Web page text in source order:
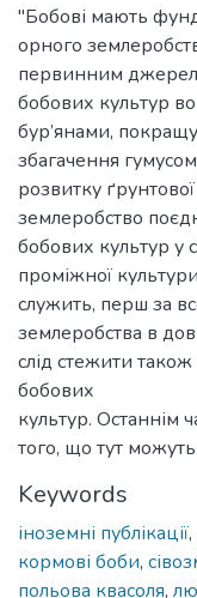
"Бобові мають
орного
первинним
бобових культур
бур’янами,
збагачення
розвитку
землеробство
бобових культур у
проміжної
служить, перш за
землеробства в
слід стежити
бобових
культур. Останнім
того, що тут
Keywords
іноземні публікації,
кормові боби,
польова квасоля,